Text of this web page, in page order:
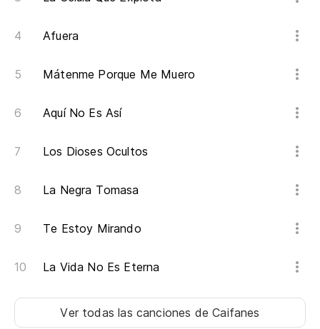
Afuera
Mátenme Porque Me Muero
Aquí No Es Así
Los Dioses Ocultos
La Negra Tomasa
Te Estoy Mirando
La Vida No Es Eterna
Ver todas las canciones de Caifanes